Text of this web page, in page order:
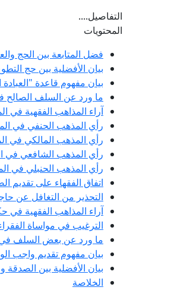
التفاصيل....
المحتويات
فضل المتابعة بين الحج
بيان الأفضلية بين حج
بيان مفهوم قاعدة
ما ورد عن السلف الصالح
آراء المذاهب الفقهية في
رأي المذهب الحنفي في
رأي المذهب المالكي في
رأي المذهب الشافعي في
رأي المذهب الحنبلي في
اتفاق الفقهاء على تقديم
التحذير من التغافل عن
آراء المذاهب الفقهية في
الترغيب في مواساة
ما ورد عن بعض السلف في
بيان مفهوم تقديم واجب
بيان الأفضلية بين
الخلاصة